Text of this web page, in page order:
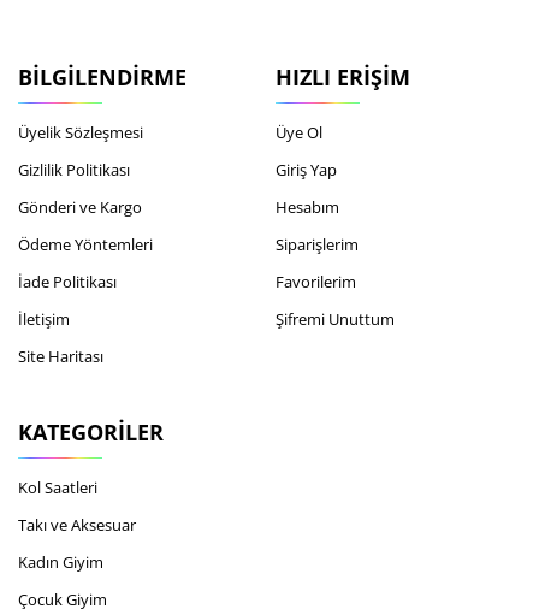
BILGILENDIRME
Üyelik Sözleşmesi
Gizlilik Politikası
Gönderi ve Kargo
Ödeme Yöntemleri
İade Politikası
İletişim
Site Haritası
HIZLI ERIŞIM
Üye Ol
Giriş Yap
Hesabım
Siparişlerim
Favorilerim
Şifremi Unuttum
KATEGORILER
Kol Saatleri
Takı ve Aksesuar
Kadın Giyim
Çocuk Giyim